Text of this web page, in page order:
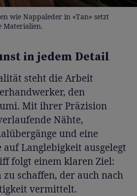
wie Nappaleder in «Tan» setzt
Materialien.
in jedem Detail
steht die Arbeit
den
Mit ihrer Präzision
Nähte,
und eine
Langlebigkeit ausgelegt
folgt einem klaren Ziel:
schaffen, der auch nach
vermittelt.